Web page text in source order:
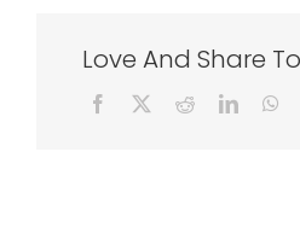
Love And Share
Facebook RedditLinkedIn